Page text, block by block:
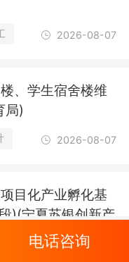
2026-08-07
、学生宿舍楼维
局)
2026-08-07
目化产业孵化基
)(宁夏苏银创新产
电话咨询